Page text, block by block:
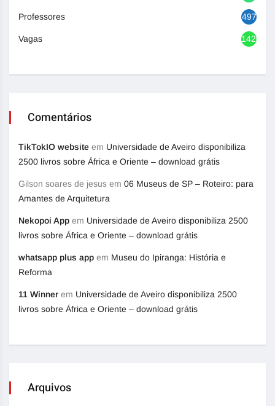
Professores 497
Vagas 1420
Comentários
TikTokIO website em Universidade de Aveiro disponibiliza
2500 livros sobre África e Oriente – download grátis
Gilson soares de jesus em 06 Museus de SP – Roteiro: para
Amantes de Arquitetura
Nekopoi App em Universidade de Aveiro disponibiliza 2500
livros sobre África e Oriente – download grátis
whatsapp plus app em Museu do Ipiranga: História e
Reforma
11 Winner em Universidade de Aveiro disponibiliza 2500
livros sobre África e Oriente – download grátis
Arquivos